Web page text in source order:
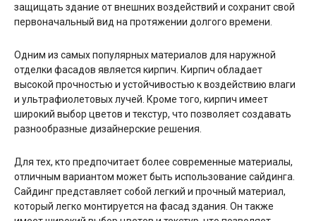
защищать здание от внешних воздействий и сохранит свой
первоначальный вид на протяжении долгого времени.
Одним из самых популярных материалов для наружной
отделки фасадов является кирпич. Кирпич обладает
высокой прочностью и устойчивостью к воздействию влаги
и ультрафиолетовых лучей. Кроме того, кирпич имеет
широкий выбор цветов и текстур, что позволяет создавать
разнообразные дизайнерские решения.
Для тех, кто предпочитает более современные материалы,
отличным вариантом может быть использование сайдинга.
Сайдинг представляет собой легкий и прочный материал,
который легко монтируется на фасад здания. Он также